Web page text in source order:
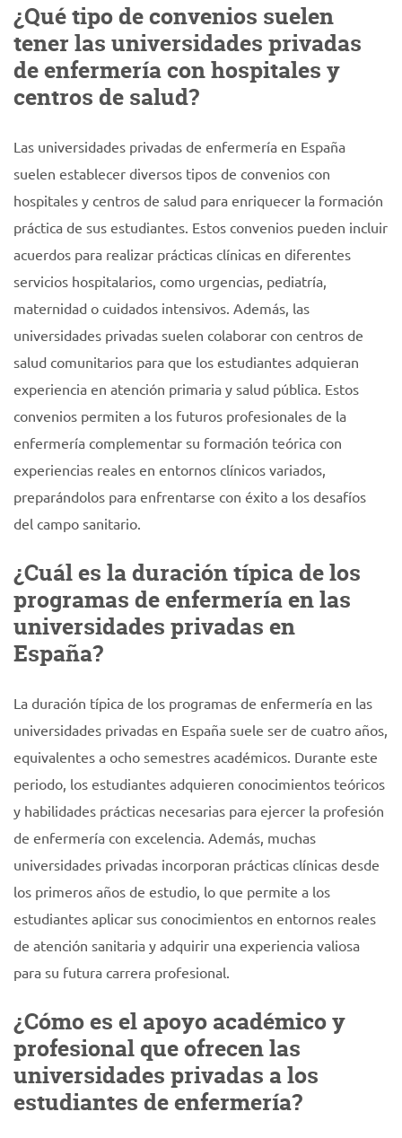
¿Qué tipo de convenios suelen
tener las universidades privadas
de enfermería con hospitales y
centros de salud?
Las universidades privadas de enfermería en España
suelen establecer diversos tipos de convenios con
hospitales y centros de salud para enriquecer la formación
práctica de sus estudiantes. Estos convenios pueden incluir
acuerdos para realizar prácticas clínicas en diferentes
servicios hospitalarios, como urgencias, pediatría,
maternidad o cuidados intensivos. Además, las
universidades privadas suelen colaborar con centros de
salud comunitarios para que los estudiantes adquieran
experiencia en atención primaria y salud pública. Estos
convenios permiten a los futuros profesionales de la
enfermería complementar su formación teórica con
experiencias reales en entornos clínicos variados,
preparándolos para enfrentarse con éxito a los desafíos
del campo sanitario.
¿Cuál es la duración típica de los
programas de enfermería en las
universidades privadas en
España?
La duración típica de los programas de enfermería en las
universidades privadas en España suele ser de cuatro años,
equivalentes a ocho semestres académicos. Durante este
periodo, los estudiantes adquieren conocimientos teóricos
y habilidades prácticas necesarias para ejercer la profesión
de enfermería con excelencia. Además, muchas
universidades privadas incorporan prácticas clínicas desde
los primeros años de estudio, lo que permite a los
estudiantes aplicar sus conocimientos en entornos reales
de atención sanitaria y adquirir una experiencia valiosa
para su futura carrera profesional.
¿Cómo es el apoyo académico y
profesional que ofrecen las
universidades privadas a los
estudiantes de enfermería?